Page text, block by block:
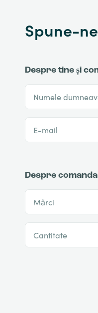
Spune-
Despre tine și
Numele
E-mail
Despre
Mărci
Cantitate